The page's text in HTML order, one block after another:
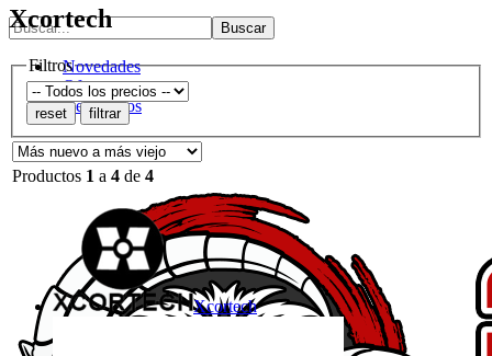
Novedades
Ofertas
Destacados
Xcortech
Filtros
Productos 1 a 4 de 4
Xcortech